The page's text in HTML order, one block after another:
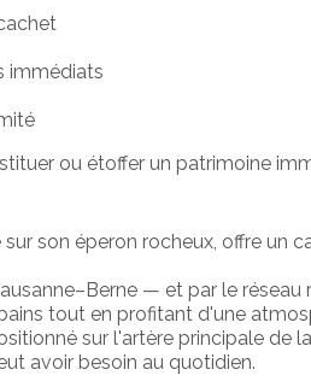
immédiats
ou étoffer un patrimoine
son éperon rocheux, offre un
— et par le réseau
tout en profitant d'une
sur l'artère principale de
avoir besoin au quotidien.